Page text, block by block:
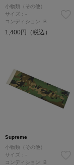
小物類（その他）
サイズ：-
コンディション: B
1,400円（税込）
Supreme
小物類（その他）
サイズ：-
コンディション: B